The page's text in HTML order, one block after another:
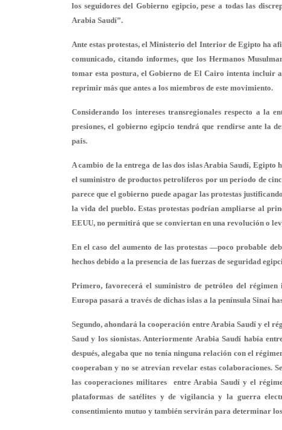
los seguidores del Gobierno egipcio, pese a todas las
Arabia Saudí”.
Ante estas protestas, el Ministerio del Interior de Egipto ha
comunicado, citando informes, que los Hermanos
tomar esta postura, el Gobierno de El Cairo intenta incluir
reprimir más que antes a los miembros de este movimiento.
Considerando los intereses transregionales respecto a la
presiones, el gobierno egipcio tendrá que rendirse ante la
país.
A cambio de la entrega de las dos islas Arabia Saudí,
el suministro de productos petrolíferos por un período de
parece que el gobierno puede apagar las protestas
la vida del pueblo. Estas protestas podrían ampliarse al
EEUU, no permitirá que se conviertan en una revolución o
En el caso del aumento de las protestas —poco probable
hechos debido a la presencia de las fuerzas de seguridad
Primero, favorecerá el suministro de petróleo del
Europa pasará a través de dichas islas a la península Sinaí
Segundo, ahondará la cooperación entre Arabia Saudí y el
Saud y los sionistas. Anteriormente Arabia Saudí había
después, alegaba que no tenía ninguna relación con el
cooperaban y no se atrevían revelar estas colaboraciones.
las cooperaciones militares entre Arabia Saudí y el
plataformas de satélites y de vigilancia y la guerra
consentimiento mutuo y también servirán para determinar